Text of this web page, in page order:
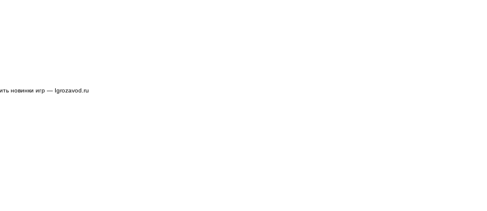
новинки игр — Igrozavod.ru